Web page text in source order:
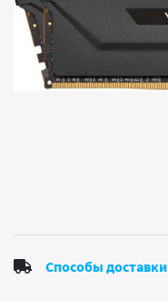
Способы доставки